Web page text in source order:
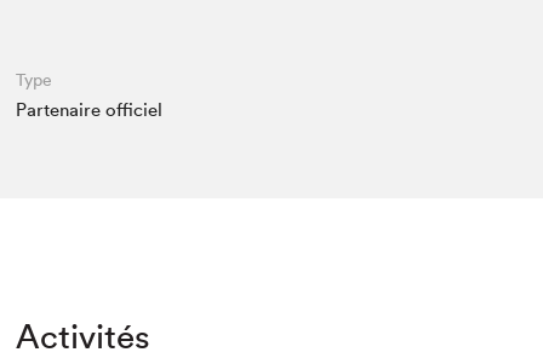
Type
Partenaire officiel
Activités